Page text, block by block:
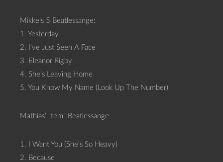
Mikkels 5 Beatlessange:
1. Yesterday
2. I’ve Just Seen A Face
3. Eleanor Rigby
4. She’s Leaving Home
5. You Know My Name (Look Up The Number)
Mathias’ “fem” Beatlessange:
1. I Want You (She’s So Heavy)
2. Because